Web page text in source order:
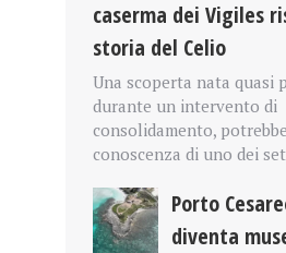
caserma dei Vigiles
storia del Celio
Una scoperta nata quasi
durante un intervento di
consolidamento,
conoscenza di uno dei
Porto
diventa